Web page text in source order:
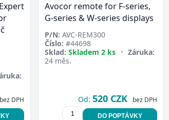
Přejít do poptávky
bez DPH
Avocor remote for F-series,
G-series & W-series displays
P/N: AVC-REM300
Číslo: #44698
Sklad: Skladem 2 ks • Záruka:
24 měs.
Od: 520 CZK bez DPH
DO POPTÁVKY